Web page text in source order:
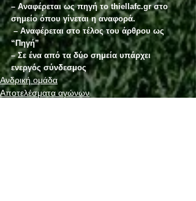
– Αναφέρεται ως πηγή το thiellafc.gr στο
σημείο όπου γίνεται η αναφορά.
– Αναφέρεται στο τέλος του άρθρου ως
“Πηγή”
– Σε ένα από τα δύο σημεία υπάρχει
ενεργός σύνδεσμος
Ανδρική ομάδα
Αποτελέσματα αγώνων